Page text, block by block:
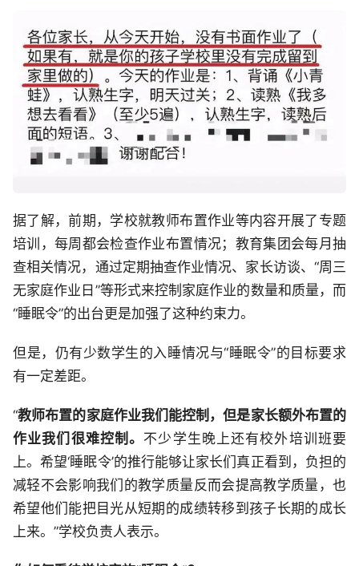
据了解，前期，学校就教师布置作业等内容开展了专题
培训，每周都会检查作业布置情况；教育集团会每月抽
查相关情况，通过定期抽查作业情况、家长访谈、“周三
无家庭作业日”等形式来控制家庭作业的数量和质量，而
“睡眠令”的出台更是加强了这种约束力。
但是，仍有少数学生的入睡情况与“睡眠令”的目标要求
有一定差距。
“教师布置的家庭作业我们能控制，但是家长额外布置的
作业我们很难控制。 不少学生晚上还有校外培训班要
上。希望‘睡眠令’的推行能够让家长们真正看到，负担的
减轻不会影响我们的教学质量反而会提高教学质量，也
希望他们能把目光从短期的成绩转移到孩子长期的成长
上来。”学校负责人表示。